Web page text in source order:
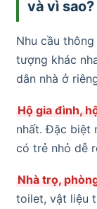
và vì sao?
Nhu cầu
tượng khác
dân nhà ở
Hộ gia đình,
nhất. Đặc biệt
có trẻ nhỏ dễ
Nhà trọ,
toilet, vật liệu